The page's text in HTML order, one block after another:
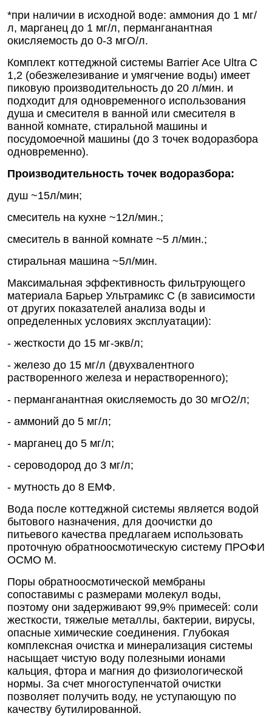
*при наличии в исходной воде: аммония до 1 мг/
л, марганец до 1 мг/л, перманганантная
окисляемость до 0-3 мгО/л.
Комплект коттеджной системы Barrier Ace Ultra С
1,2 (обезжелезивание и умягчение воды) имеет
пиковую производительность до 20 л/мин. и
подходит для одновременного использования
душа и смесителя в ванной или смесителя в
ванной комнате, стиральной машины и
посудомоечной машины (до 3 точек водоразбора
одновременно).
Производительность точек водоразбора:
душ ~15л/мин;
смеситель на кухне ~12л/мин.;
смеситель в ванной комнате ~5 л/мин.;
стиральная машина ~5л/мин.
Максимальная эффективность фильтрующего
материала Барьер Ультрамикс С (в зависимости
от других показателей анализа воды и
определенных условиях эксплуатации):
- жесткости до 15 мг-экв/л;
- железо до 15 мг/л (двухвалентного
растворенного железа и нерастворенного);
- перманганантная окисляемость до 30 мгО2/л;
- аммоний до 5 мг/л;
- марганец до 5 мг/л;
- сероводород до 3 мг/л;
- мутность до 8 ЕМФ.
Вода после коттеджной системы является водой
бытового назначения, для доочистки до
питьевого качества предлагаем использовать
проточную обратноосмотическую систему ПРОФИ
ОСМО М.
Поры обратноосмотической мембраны
сопоставимы с размерами молекул воды,
поэтому они задерживают 99,9% примесей: соли
жесткости, тяжелые металлы, бактерии, вирусы,
опасные химические соединения. Глубокая
комплексная очистка и минерализация системы
насыщает чистую воду полезными ионами
кальция, фтора и магния до физиологической
нормы. За счет многоступенчатой очистки
позволяет получить воду, не уступающую по
качеству бутилированной.